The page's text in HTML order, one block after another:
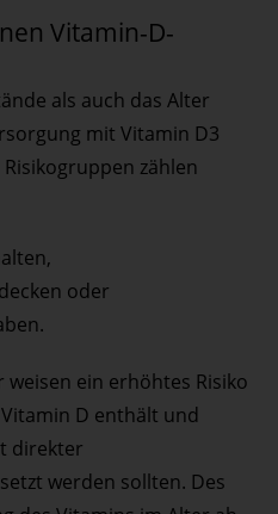
Vitamin-D-
als auch das Alter
mit Vitamin D3
zählen
oder
ein erhöhtes Risiko
D enthält und
direkter
werden sollten. Des